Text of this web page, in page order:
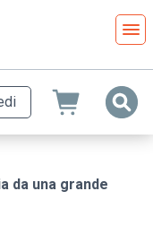
da una grande